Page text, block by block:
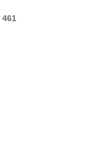
461